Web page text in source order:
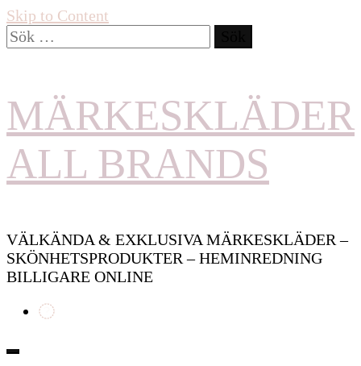
Skip to Content
Sök
efter:
MÄRKESKLÄDER
ALL BRANDS
VÄLKÄNDA & EXKLUSIVA MÄRKESKLÄDER –
SKÖNHETSPRODUKTER – HEMINREDNING
BILLIGARE ONLINE